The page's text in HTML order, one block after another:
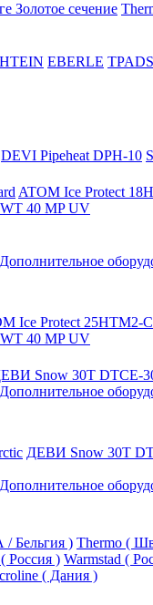
Золотое сечение
EBERLE TPADS
DEVI Pipeheat DPH-10
ATOM Ice Protect
40 MP UV
Дополнительное
Ice Protect 25HTM2-
40 MP UV
Snow 30T DTCE-
Дополнительное
ДЕВИ Snow 30T
Дополнительное
Бельгия ) Thermo (
Россия ) Warmstad (
( Дания )